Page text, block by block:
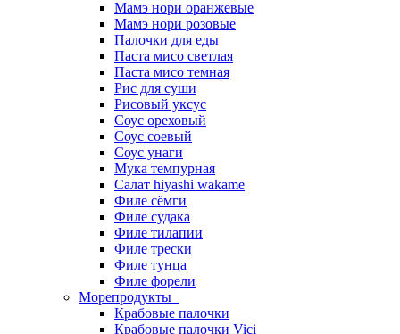
Мамэ нори оранжевые
Мамэ нори розовые
Палочки для еды
Паста мисо светлая
Паста мисо темная
Рис для суши
Рисовый уксус
Соус ореховый
Соус соевый
Соус унаги
Мука темпурная
Салат hiyashi wakame
Филе сёмги
Филе судака
Филе тилапии
Филе трески
Филе тунца
Филе форели
Морепродукты
Крабовые палочки
Крабовые палочки Vici